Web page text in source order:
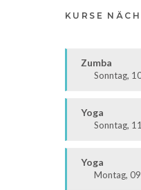
KURSE
Zumba
Sonntag,
Alle
Yoga
Sonntag,
Alle
Yoga
Montag,